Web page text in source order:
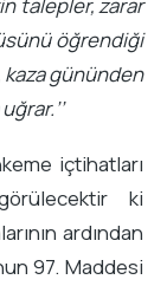
öğrendiği
kaza gününden
içtihatları
ki
ardından
97. Maddesi